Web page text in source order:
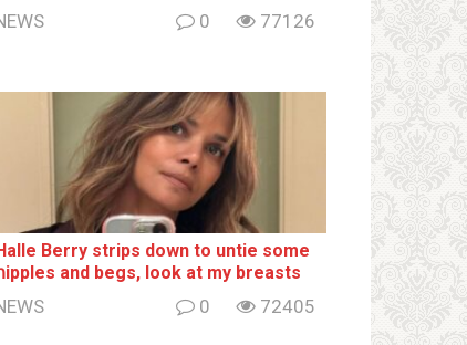
0 77126
Berry striрs down to untie some
and begs, look at my breаsts
0 72405